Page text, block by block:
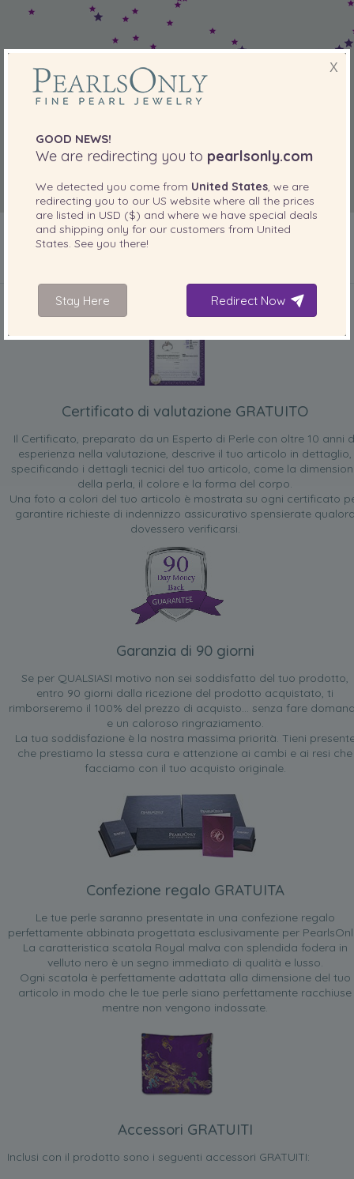
INCLUSO CON IL PRODOTTO
Certificato di valutazione GRATUITO
Il Certificato, preparato da un Esperto di Perle con oltre 10 anni
esperienza nella valutazione, descrive il tuo articolo in dettaglio,
specificando i dettagli tecnici del tuo articolo, come la
della perla, il colore e la forma del corpo.
Una foto a colori del tuo articolo è mostrata su ogni certificato
garantire richieste di indennizzo assicurativo spensierate
dovessero verificarsi.
Garanzia di 90 giorni
Se per QUALSIASI motivo non sei soddisfatto del tuo prodotto,
entro 90 giorni dalla ricezione del prodotto acquistato, ti
rimborseremo il 100% del prezzo di acquisto... senza fare
e un caloroso ringraziamento.
La tua soddisfazione è la nostra massima priorità. Tieni
che prestiamo la stessa cura e attenzione ai cambi e ai resi che
facciamo con il tuo acquisto originale.
Confezione regalo GRATUITA
Le tue perle saranno presentate in una confezione regalo
perfettamente abbinata progettata esclusivamente per
La caratteristica scatola Royal malva con splendida fodera in
velluto nero è un segno immediato di qualità e lusso.
Ogni scatola è perfettamente adattata alla dimensione del tuo
articolo in modo che le tue perle siano perfettamente racchiuse
mentre non vengono indossate.
Accessori GRATUITI
Inclusi con il prodotto sono i seguenti accessori GRATUITI:
X
GOOD NEWS!
We are redirecting you to pearlsonly.com
We detected you come from United States, we are
redirecting you to our US website where all the prices
are listed in USD ($) and where we have special deals
and shipping only for our customers from United
States. See you there!
Stay Here Redirect Now